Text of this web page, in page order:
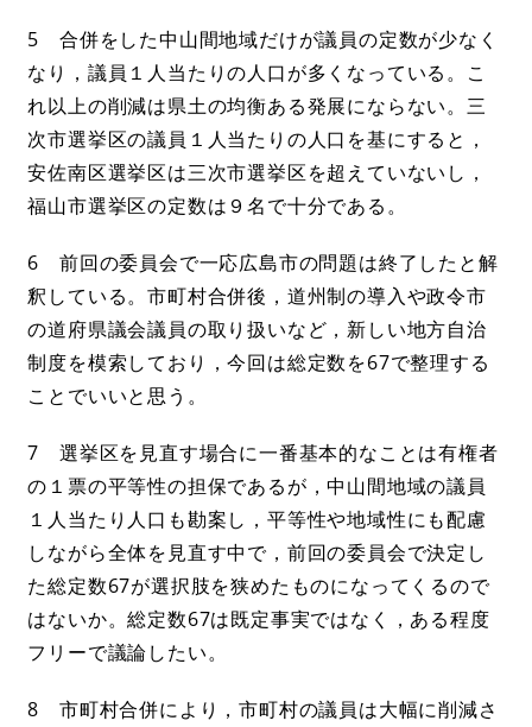
5 合併をした中山間地域だけが議員の定数が少なく
なり，議員１人当たりの人口が多くなっている。こ
れ以上の削減は県土の均衡ある発展にならない。三
次市選挙区の議員１人当たりの人口を基にすると，
安佐南区選挙区は三次市選挙区を超えていないし，
福山市選挙区の定数は９名で十分である。
6 前回の委員会で一応広島市の問題は終了したと解
釈している。市町村合併後，道州制の導入や政令市
の道府県議会議員の取り扱いなど，新しい地方自治
制度を模索しており，今回は総定数を67で整理する
ことでいいと思う。
7 選挙区を見直す場合に一番基本的なことは有権者
の１票の平等性の担保であるが，中山間地域の議員
１人当たり人口も勘案し，平等性や地域性にも配慮
しながら全体を見直す中で，前回の委員会で決定し
た総定数67が選択肢を狭めたものになってくるので
はないか。総定数67は既定事実ではなく，ある程度
フリーで議論したい。
8 市町村合併により，市町村の議員は大幅に削減さ